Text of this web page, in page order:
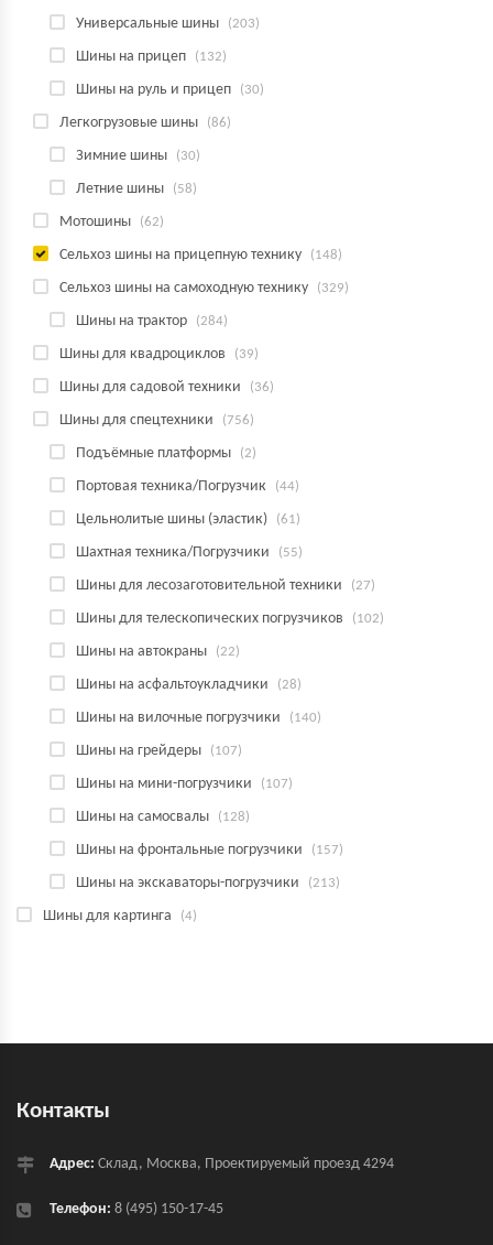
Универсальные шины (203)
Шины на прицеп (132)
Шины на руль и прицеп (30)
Легкогрузовые шины (86)
Зимние шины (30)
Летние шины (58)
Мотошины (62)
Сельхоз шины на прицепную технику (148)
Сельхоз шины на самоходную технику (329)
Шины на трактор (284)
Шины для квадроциклов (39)
Шины для садовой техники (36)
Шины для спецтехники (756)
Подъёмные платформы (2)
Портовая техника/Погрузчик (44)
Цельнолитые шины (эластик) (61)
Шахтная техника/Погрузчики (55)
Шины для лесозаготовительной техники (27)
Шины для телескопических погрузчиков (102)
Шины на автокраны (22)
Шины на асфальтоукладчики (28)
Шины на вилочные погрузчики (140)
Шины на грейдеры (107)
Шины на мини-погрузчики (107)
Шины на самосвалы (128)
Шины на фронтальные погрузчики (157)
Шины на экскаваторы-погрузчики (213)
Шины для картинга (4)
Контакты
Адрес: Склад, Москва, Проектируемый проезд 4294
Телефон: 8 (495) 150-17-45